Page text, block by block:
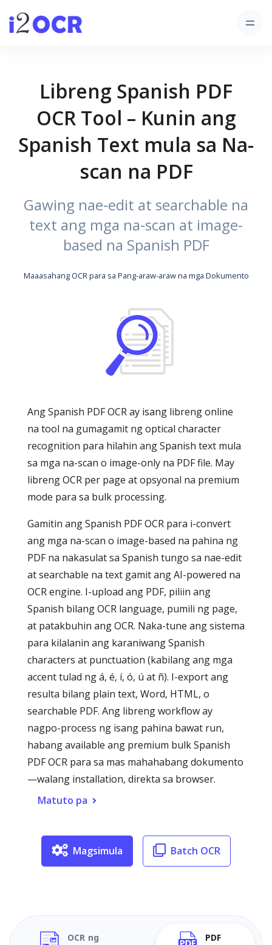
Libreng Spanish PDF
OCR Tool – Kunin ang
Spanish Text mula sa Na-
scan na PDF
Gawing nae-edit at searchable na
text ang mga na-scan at image-
based na Spanish PDF
Maaasahang OCR para sa Pang-araw-araw na mga Dokumento
Ang Spanish PDF OCR ay isang libreng online
na tool na gumagamit ng optical character
recognition para hilahin ang Spanish text mula
sa mga na-scan o image-only na PDF file. May
libreng OCR per page at opsyonal na premium
mode para sa bulk processing.
Gamitin ang Spanish PDF OCR para i-convert
ang mga na-scan o image-based na pahina ng
PDF na nakasulat sa Spanish tungo sa nae-edit
at searchable na text gamit ang AI-powered na
OCR engine. I-upload ang PDF, piliin ang
Spanish bilang OCR language, pumili ng page,
at patakbuhin ang OCR. Naka-tune ang sistema
para kilalanin ang karaniwang Spanish
characters at punctuation (kabilang ang mga
accent tulad ng á, é, í, ó, ú at ñ). I-export ang
resulta bilang plain text, Word, HTML, o
searchable PDF. Ang libreng workflow ay
nagpo-process ng isang pahina bawat run,
habang available ang premium bulk Spanish
PDF OCR para sa mas mahahabang dokumento
—walang installation, direkta sa browser.
Matuto pa
Magsimula Batch OCR
OCR ng
PDF